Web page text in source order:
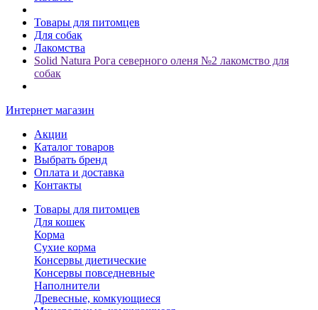
Товары для питомцев
Для собак
Лакомства
Solid Natura Рога северного оленя №2 лакомство для
собак
Интернет магазин
Акции
Каталог товаров
Выбрать бренд
Оплата и доставка
Контакты
Товары для питомцев
Для кошек
Корма
Сухие корма
Консервы диетические
Консервы повседневные
Наполнители
Древесные, комкующиеся